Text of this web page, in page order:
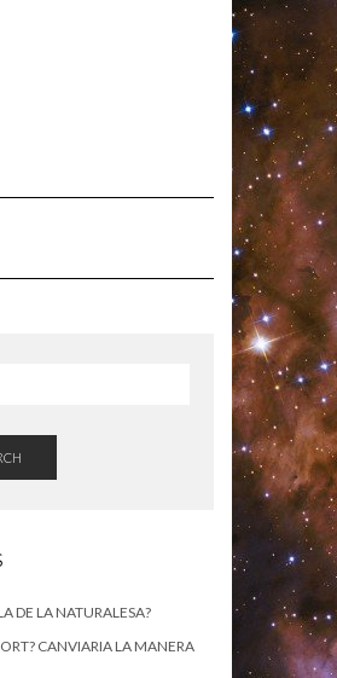
DE LA NATURALESA?
CANVIARIA LA MANERA